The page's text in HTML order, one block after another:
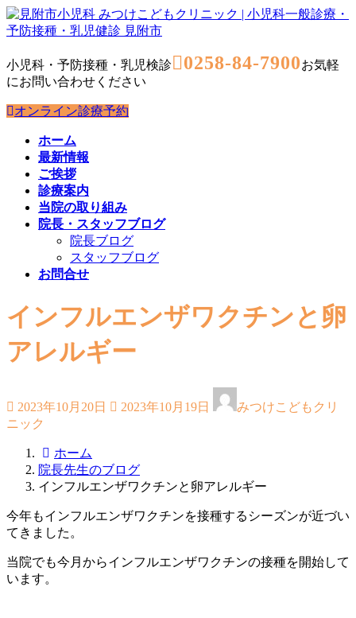
コ
ン
ン
ツ
ス
ナ
ビ
ー
シ
ン
小児科・予防接種・乳児検診 0258-84-7900お気軽
にお問い合わせください
オンライン診療予約
ホーム
最新情報
ご挨拶
診療案内
当院の取り組み
院長・スタッフブログ
院長ブログ
スタッフブログ
お問合せ
インフルエンザワクチンと卵
アレルギー
2023年10月20日
終
時
:
2023年10月19日
みつけこどもクリ
ニック
ホーム
院長先生のブログ
インフルエンザワクチンと卵アレルギー
今年もインフルエンザワクチンを接種するシーズンが近づい
てきました。
当院でも今月からインフルエンザワクチンの接種を開始して
います。